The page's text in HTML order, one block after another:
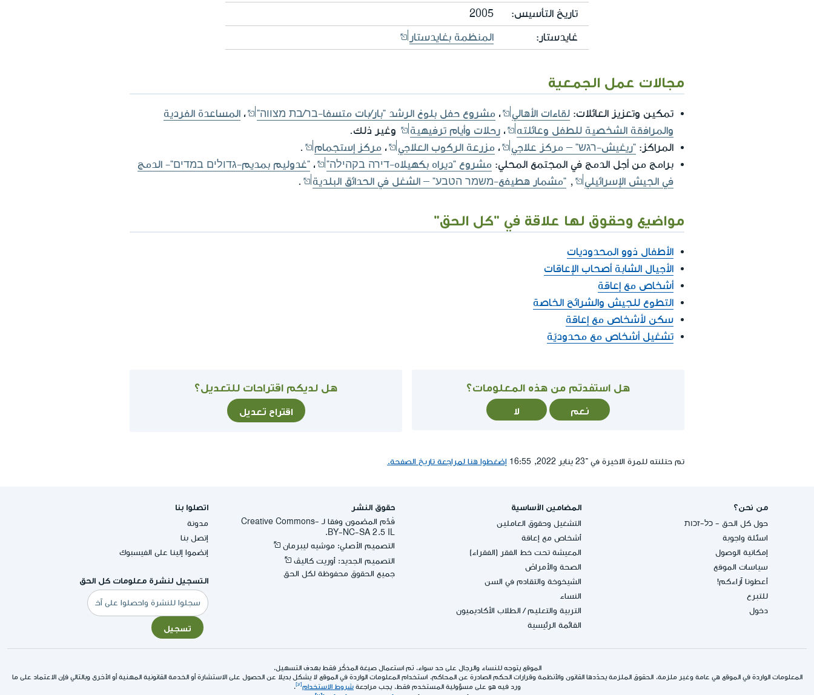
تاريخ التأسيس: 2005
غايدستار: المنظمة بغايدستار
مجالات عمل الجمعية
تمكين وتعزيز العائلات: لقاءات الأهالي ، مشروع حفل بلوغ الرشد "بار/بات متسفا-בר/בת מצווה" ، المساعدة الفردية
والمرافقة الشخصية للطفل وعائلته
، رحلات وأيام ترفيهية
وغير ذلك.
المراكز: "ريغيش-רגש" – مركز علاجي ، مزرعة الركوب العلاجي ، مركز إستجمام
.
برامج من أجل الدمج في المجتمع المحلي: مشروع "ديراه بكهيلاه-דירה בקהילה" ، "غدوليم بمديم-גדולים במדים"- الدمج
في الجيش الإسرائيلي
, "مشمار هطيفع-משמר הטבע" – الشغل في الحدائق البلدية .
مواضيع وحقوق لها علاقة في "كل الحق"
الأطفال ذوو المحدوديات
الأجيال الشابة أصحاب الإعاقات
أشخاص مع إعاقة
التطوع للجيش والشرائح الخاصة
سكن لأشخاص مع إعاقة
تشغيل أشخاص مع محدوديّة
هل استفدتم من هذه المعلومات؟
نعم لا
هل لديكم اقتراحات للتعديل؟
اقتراح تعديل
تم حتلنته للمرة الاخيرة في ־23 يناير 2022, 16:55 إضغطوا هنا لمراجعة تاريخ الصفحة.
من نحن؟
حول كل الحق - כל-זכות
اسئلة واجوبة
إمكانية الوصول
سياسات الموقع
أعطونا آراءكم!
للتبرع
دخول
المضامين الأساسية
التشغيل وحقوق العاملين
أشخاص مع إعاقة
المعيشة تحت خط الفقر (الفقراء)
الصحة والأمراض
الشيخوخة والتقادم في السن
النساء
التربية والتعليم/ الطلاب الأكاديميون
القائمة الرئيسية
حقوق النشر
قُدِّم المضمون وفقا لـ -Creative Commons
BY-NC-SA 2.5 IL.
التصميم الأصلي: موشيه ليبرمان
التصميم الجديد: أوريت كاليڤ
جميع الحقوق محفوظة لكل الحق
اتصلوا بنا
مدونة
إتصل بنا
إنضموا إلينا على الفيسبوك
التسجيل لنشرة معلومات كل الحق
البريد
الإلكتروني
تسجيل
الموقع يتوجه للنساء والرجال على حد سواء. تم استعمال صيغة المذكّر فقط بهدف التسهيل.
المعلومات الواردة في الموقع هي عامة وغير ملزمة. الحقوق الملزمة يحدّدها القانون والأنظمة وقرارات الحكم الصادرة عن المحاكم. استخدام المعلومات الواردة في الموقع لا يشكل بديلا عن الحصول على الاستشارة أو الخدمة القانونية المهنية أو الأخرى وبالتالي فإن الاعتماد على ما
ورد فيه هو على مسؤولية المستخدم فقط. يجب مراجعة شروط الاستخدام .